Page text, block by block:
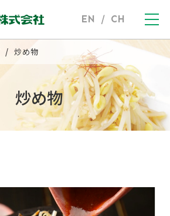
EN / CH
炒め物
炒め物